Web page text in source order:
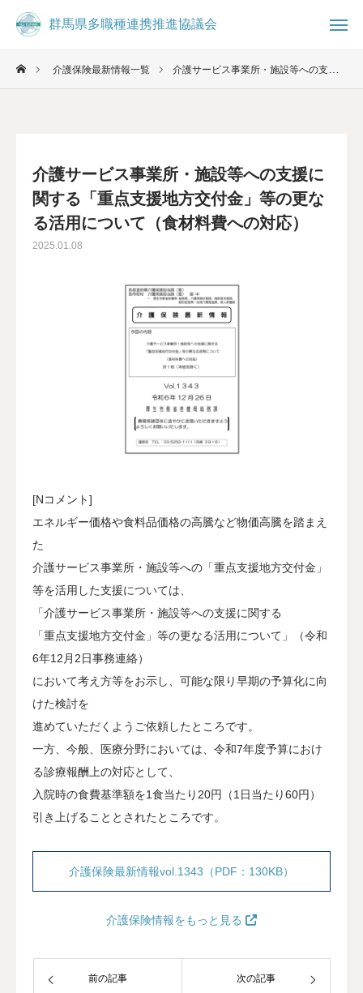
群馬県多職種連携推進協議会
介護保険最新情報一覧 介護サービス事業所・施設等への支援に関する「重点支援地方交付金」等の更なる活用について（食材料費への対応）
介護サービス事業所・施設等への支援に
関する「重点支援地方交付金」等の更な
る活用について（食材料費への対応）
2025.01.08
[Nコメント]
エネルギー価格や食料品価格の高騰など物価高騰を踏まえ
た
介護サービス事業所・施設等への「重点支援地方交付金」
等を活用した支援については、
「介護サービス事業所・施設等への支援に関する
「重点支援地方交付金」等の更なる活用について」（令和
6年12月2日事務連絡）
において考え方等をお示し、可能な限り早期の予算化に向
けた検討を
進めていただくようご依頼したところです。
一方、今般、医療分野においては、令和7年度予算におけ
る診療報酬上の対応として、
入院時の食費基準額を1食当たり20円（1日当たり60円）
引き上げることとされたところです。
介護保険最新情報vol.1343（PDF：130KB）
介護保険情報をもっと見る
前の記事 次の記事
群馬県多職種連携推進協議会
コミュニティ
群馬県多職種連携推進協議会について